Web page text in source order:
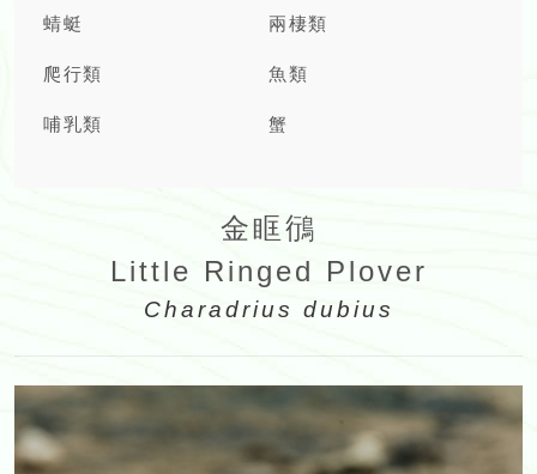
蜻蜓 兩棲類
爬行類 魚類
哺乳類 蟹
金眶鴴
Little Ringed Plover
Charadrius dubius